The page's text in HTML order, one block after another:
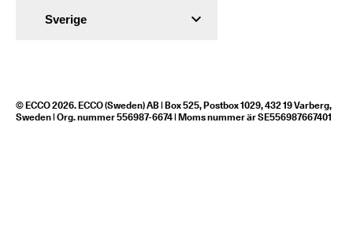
© ECCO 2026. ECCO (Sweden) AB | Box 525, Postbox 1029, 432 19 Varberg,
Sweden | Org. nummer 556987-6674 | Moms nummer är SE556987667401
Sverige